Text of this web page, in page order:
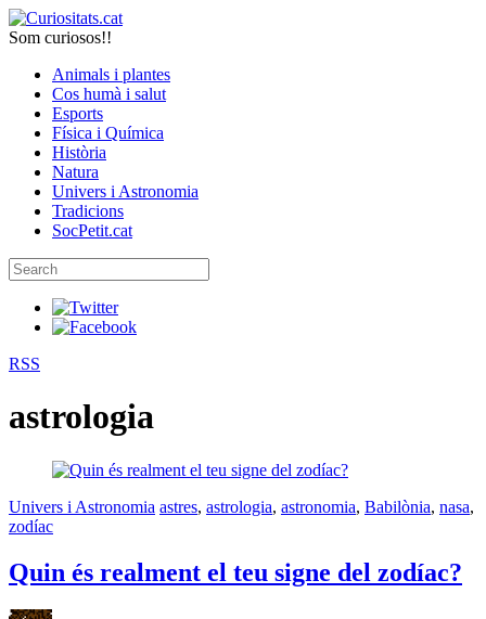
Som curiosos!!
Animals i plantes
Cos humà i salut
Esports
Física i Química
Història
Natura
Univers i Astronomia
Tradicions
SocPetit.cat
RSS
astrologia
Univers i Astronomia astres, astrologia, astronomia, Babilònia, nasa,
zodíac
Quin és realment el teu signe del zodíac?